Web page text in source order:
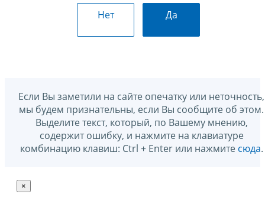
Нет Да
Если Вы заметили на сайте опечатку или неточность,
мы будем признательны, если Вы сообщите об этом.
Выделите текст, который, по Вашему мнению,
содержит ошибку, и нажмите на клавиатуре
комбинацию клавиш: Ctrl + Enter или нажмите сюда.
×